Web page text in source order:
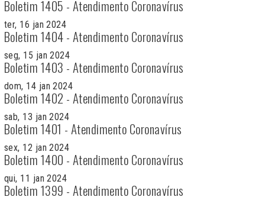
Boletim 1405 - Atendimento Coronavírus
ter, 16 jan 2024
Boletim 1404 - Atendimento Coronavírus
seg, 15 jan 2024
Boletim 1403 - Atendimento Coronavírus
dom, 14 jan 2024
Boletim 1402 - Atendimento Coronavírus
sab, 13 jan 2024
Boletim 1401 - Atendimento Coronavírus
sex, 12 jan 2024
Boletim 1400 - Atendimento Coronavírus
qui, 11 jan 2024
Boletim 1399 - Atendimento Coronavírus